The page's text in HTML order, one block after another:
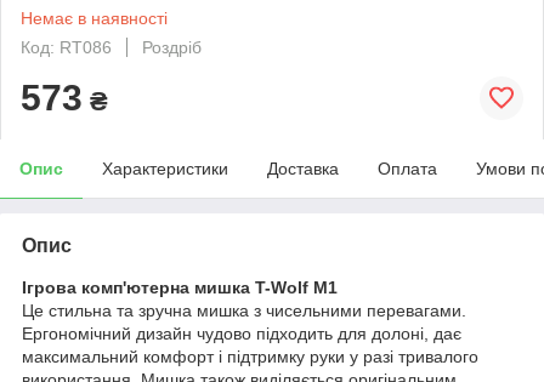
Немає в наявності
Код: RT086
Роздріб
573 ₴
Опис Характеристики Доставка Оплата Умови
Опис
Ігрова комп'ютерна мишка T-Wolf M1
Це стильна та зручна мишка з чисельними перевагами.
Ергономічний дизайн чудово підходить для долоні, дає
максимальний комфорт і підтримку руки у разі тривалого